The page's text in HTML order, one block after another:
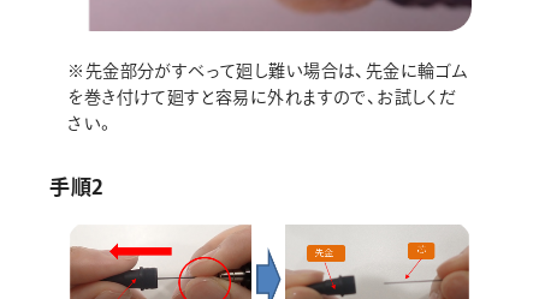
※先金部分がすべって廻し難い場合は、先金に輪ゴム
を巻き付けて廻すと容易に外れますので、お試しくだ
さい。
手順2